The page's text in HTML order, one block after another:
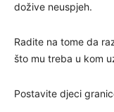
dožive neuspjeh.
Radite na tome da
što mu treba u kom
Postavite djeci